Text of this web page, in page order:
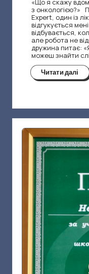
ч
у
к
–
п
с
и
х
о
л
о
г
и
н
я
«Що я скажу
з онкологією?»
Expert, один із
відгукується
відбувається,
але робота не
дружина питає:
можеш знайти
Читати далі